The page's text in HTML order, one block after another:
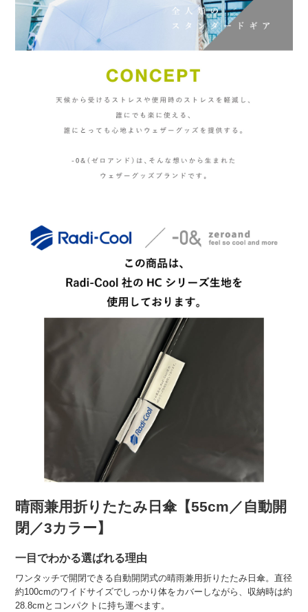
晴雨兼用折りたたみ日傘【55cm／自動開
閉／3カラー】
一目でわかる選ばれる理由
ワンタッチで開閉できる自動開閉式の晴雨兼用折りたたみ日傘。直径
約100cmのワイドサイズでしっかり体をカバーしながら、収納時は約
28.8cmとコンパクトに持ち運べます。